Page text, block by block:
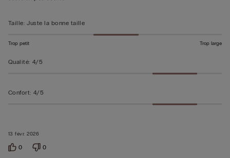
13 févr. 2026
Taille: Juste la bonne taille
Trop petit Trop large
Qualité: 4/5
Confort: 4/5
0 0